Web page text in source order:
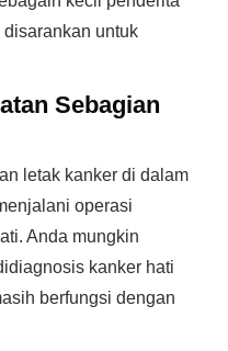
disarankan untuk
Sebagian
letak kanker di dalam
operasi
Anda mungkin
kanker hati
berfungsi dengan